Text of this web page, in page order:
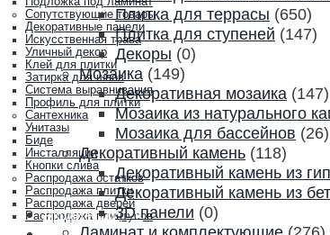
Сопутствующие товары
Декоративные панели
Искусственная трава
Уличный декор
Клей для плитки
Затирка для швов
Система выравнивания
Профиль для плитки
Сантехника
Унитазы
Биде
Инсталляции
Кнопки слива
Распродажа остатков
Распродажа плитки
Распродажа дверей
Распродажа плинтусов
Акции и скидки
Плитка для террасы (650)
Плитка для ступеней (147)
Декоры (0)
Мозаика (149)
Декоративная мозаика (147)
Мозаика из натурального
Мозаика для бассейнов (26)
Декоративный камень (118)
Декоративный камень из
Декоративный камень из
3D панели (0)